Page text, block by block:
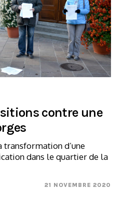
contre une
transformation d’une
dans le quartier de la
21 NOVEMBRE 2020